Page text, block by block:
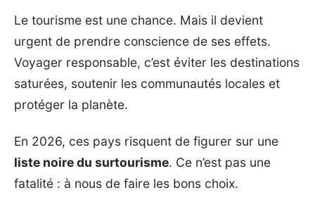
Le tourisme est une chance. Mais il devient
urgent de prendre conscience de ses effets.
Voyager responsable, c’est éviter les destinations
saturées, soutenir les communautés locales et
protéger la planète.
En 2026, ces pays risquent de figurer sur une
liste noire du surtourisme. Ce n’est pas une
fatalité : à nous de faire les bons choix.